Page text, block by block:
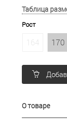
Таблица
Рост
164 170
О товаре